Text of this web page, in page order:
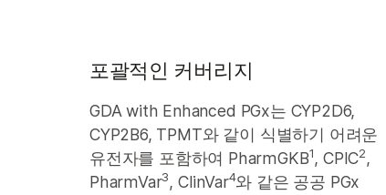
포괄적인 커버리지
GDA with Enhanced PGx는 CYP2D6,
CYP2B6, TPMT와 같이 식별하기 어려운
유전자를 포함하여 PharmGKB1, CPIC2,
PharmVar3, ClinVar4와 같은 공공 PGx